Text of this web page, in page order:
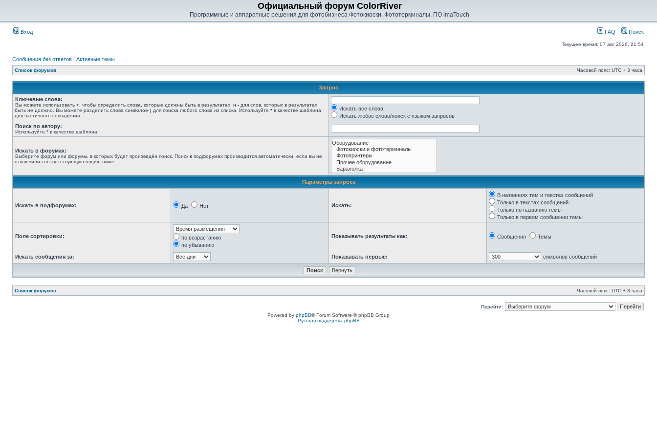
Официальный форум ColorRiver
Программные и аппаратные решения для фотобизнеса Фотокиоски, Фототерминалы, ПО imaTouch
Вход FAQ Поиск
Текущее время: 07 авг 2026, 21:54
Сообщения без ответов | Активные темы
Список форумов Часовой пояс: UTC + 3 часа
Запрос
Ключевые слова:
Вы можете использовать + , чтобы определить слова, которые должны быть в результатах, и - для слов, которых в результатах
быть не должно. Вы можете разделить слова символом | для поиска любого слова из списка. Используйте * в качестве шаблона
для частичного совпадения.
Искать все слова
Искать любое слово/поиск с языком запросов
Поиск по автору:
Используйте * в качестве шаблона.
Искать в форумах:
Выберите форум или форумы, в которых будет произведён поиск. Поиск в подфорумах производится автоматически, если вы не
отключили соответствующую опцию ниже.
Параметры запроса
Искать в подфорумах: Да Нет Искать:
В названиях тем и текстах сообщений
Только в текстах сообщений
Только по названию темы
Только в первом сообщении темы
Поле сортировки:
по возрастанию
по убыванию
Показывать результаты как: Сообщения Темы
Искать сообщения за: Показывать первые: символов сообщений
Список форумов Часовой пояс: UTC + 3 часа
Перейти:
Powered by phpBB® Forum Software © phpBB Group
Русская поддержка phpBB